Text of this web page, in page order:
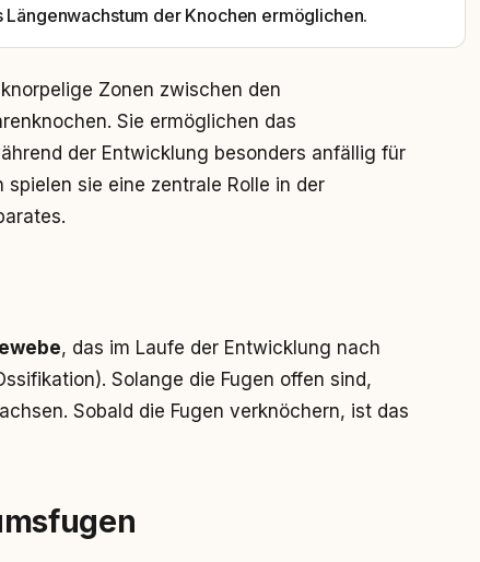
der Knochen ermöglichen.
Zonen zwischen den
Sie ermöglichen das
der Entwicklung besonders anfällig für
sie eine zentrale Rolle in der
, das im Laufe der Entwicklung nach
Solange die Fugen offen sind,
Sobald die Fugen verknöchern, ist das